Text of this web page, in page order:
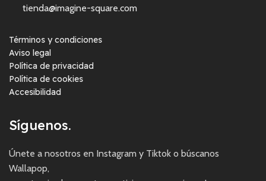
tienda@imagine-square.com
Términos y condiciones
Aviso legal
Política de privacidad
Política de cookies
Accesibilidad
Síguenos.
Únete a nosotros en Instagram y Tiktok o búscanos
Wallapop,